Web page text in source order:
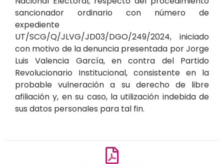
sancionador ordinario con número de
expediente
UT/SCG/Q/JLVG/JD03/DGO/249/2024, iniciado
con motivo de la denuncia presentada por Jorge
Luis Valencia García, en contra del Partido
Revolucionario Institucional, consistente en la
probable vulneración a su derecho de libre
afiliación y, en su caso, la utilización indebida de
sus datos personales para tal fin.